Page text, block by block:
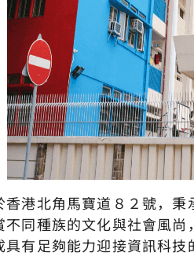
港北角馬寶道８２號，
同種族的文化與社會風
有足夠能力迎接資訊科技